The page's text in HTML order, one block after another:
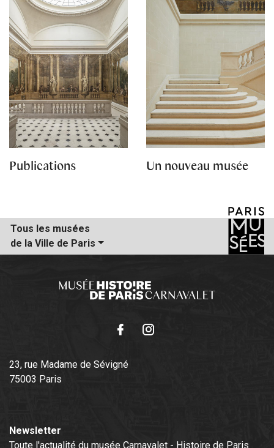
Publications Un nouveau musée
Tous les musées
de la Ville de Paris
23, rue Madame de Sévigné
75003 Paris
Newsletter
Toute l'actualité du musée Carnavalet - Histoire de Paris